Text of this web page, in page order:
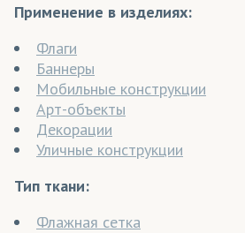
Применение в изделиях:
Флаги
Баннеры
Мобильные конструкции
Арт-объекты
Декорации
Уличные конструкции
Тип ткани:
Флажная сетка